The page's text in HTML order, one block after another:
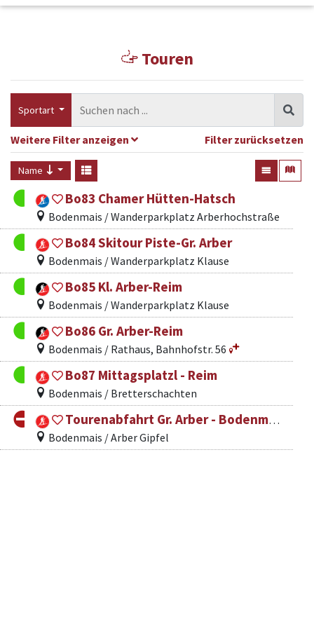
Touren
Sportart
Weitere Filter anzeigen Filter zurücksetzen
Name
Bo83 Chamer Hütten-Hatsch
Bodenmais / Wanderparkplatz Arberhochstraße
Bo84 Skitour Piste-Gr. Arber
Bodenmais / Wanderparkplatz Klause
Bo85 Kl. Arber-Reim
Bodenmais / Wanderparkplatz Klause
Bo86 Gr. Arber-Reim
Bodenmais / Rathaus, Bahnhofstr. 56
Bo87 Mittagsplatzl - Reim
Bodenmais / Bretterschachten
Tourenabfahrt Gr. Arber - Bodenmais
Bodenmais / Arber Gipfel